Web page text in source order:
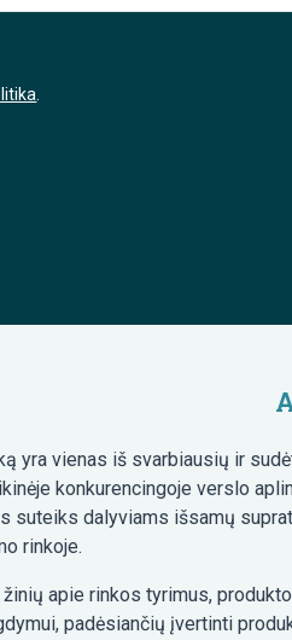
yra vienas iš svarbiausių ir
konkurencingoje verslo
suteiks dalyviams išsamų
rinkoje.
apie rinkos tyrimus,
padėsiančių įvertinti